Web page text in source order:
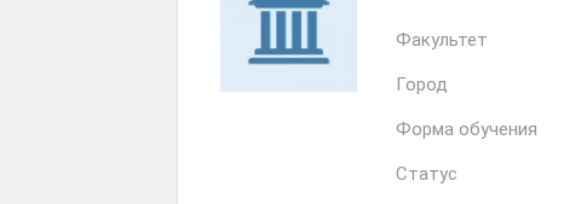
Факультет
Город
Форма обучения
Статус